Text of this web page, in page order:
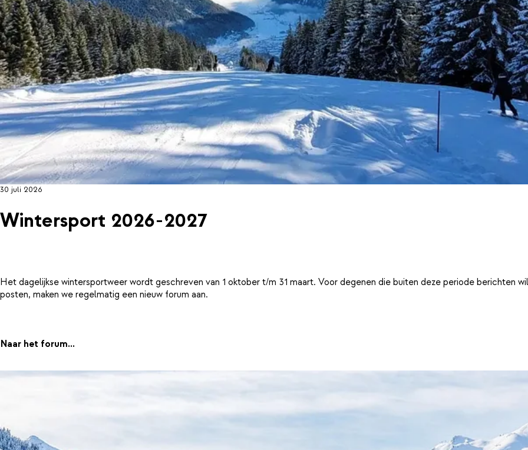
30 juli 2026
Wintersport 2026-2027
Het dagelijkse wintersportweer wordt geschreven van 1 oktober t/m 31 maart. Voor degenen die buiten deze periode berichten
posten, maken we regelmatig een nieuw forum aan.
Naar het forum...